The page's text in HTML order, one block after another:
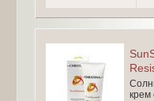
крем